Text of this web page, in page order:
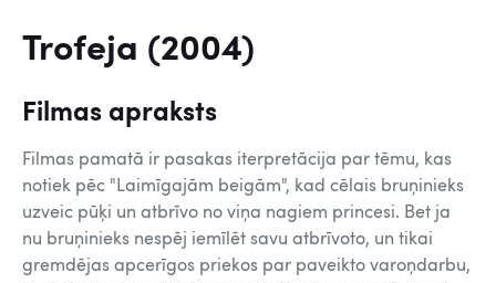
Trofeja (2004)
Filmas apraksts
Filmas pamatā ir pasakas iterpretācija par tēmu, kas
notiek pēc "Laimīgajām beigām", kad cēlais bruņinieks
uzveic pūķi un atbrīvo no viņa nagiem princesi. Bet ja
nu bruņinieks nespēj iemīlēt savu atbrīvoto, un tikai
gremdējas apcerīgos priekos par paveikto varoņdarbu,